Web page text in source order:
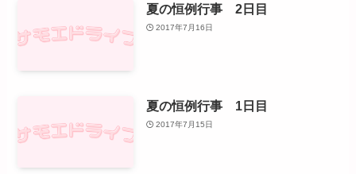
夏の恒例行事 2日目
2017年7月16日
夏の恒例行事 1日目
2017年7月15日